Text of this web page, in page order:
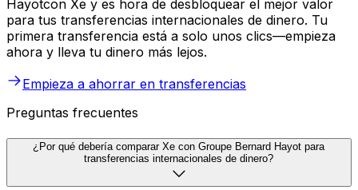
Hayotcon Xe y es hora de desbloquear el mejor valor
para tus transferencias internacionales de dinero. Tu
primera transferencia está a solo unos clics—empieza
ahora y lleva tu dinero más lejos.
Empieza a ahorrar en transferencias
Preguntas frecuentes
¿Por qué debería comparar Xe con Groupe Bernard Hayot para
transferencias internacionales de dinero?